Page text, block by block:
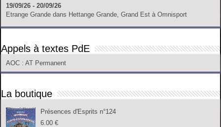
19/09/26 - 20/09/26
Etrange Grande dans Hettange Grande, Grand Est à Omnisport
Appels à textes PdE
AOC : AT Permanent
La boutique
Présences d'Esprits n°124
6.00€